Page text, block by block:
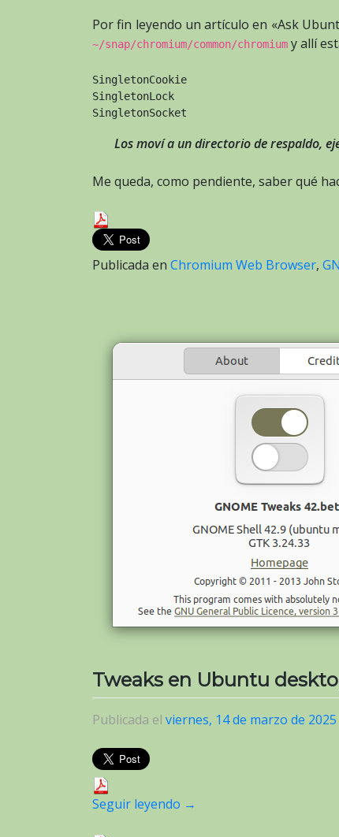
Por fin leyendo un artículo en «Ask
~/snap/chromium/common/chromium y allí
SingletonCookie
SingletonLock
SingletonSocket
Los moví a un directorio de respaldo,
Me queda, como pendiente, saber qué
Publicada en Chromium Web Browser,
Tweaks en Ubuntu
Publicada el viernes, 14 de marzo de 2025
Seguir leyendo →